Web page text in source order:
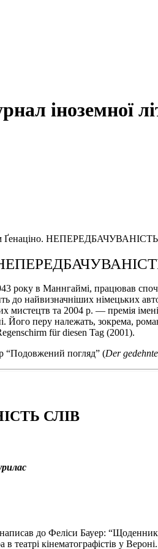
іноземної
Ґенаціно.
року в Маннгаймі, працював
до найвизначніших німецьких
мистецтв та 2004 р. — премія
Його перу належать, зокрема,
für diesen Tag (2001).
“Подовжений погляд” (Der gedehnte
СЛІВ
до Феліси Бауер:
в театрі кінематографістів у